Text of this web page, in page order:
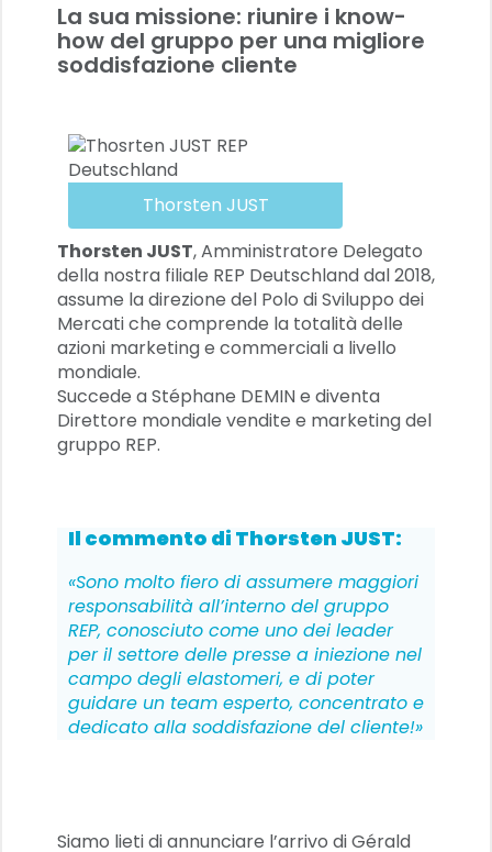
La sua missione: riunire i know-
how del gruppo per una migliore
soddisfazione cliente
Thorsten JUST
Thorsten JUST, Amministratore Delegato
della nostra filiale REP Deutschland dal 2018,
assume la direzione del Polo di Sviluppo dei
Mercati che comprende la totalità delle
azioni marketing e commerciali a livello
mondiale.
Succede a Stéphane DEMIN e diventa
Direttore mondiale vendite e marketing del
gruppo REP.
Il commento di Thorsten JUST:
«Sono molto fiero di assumere maggiori
responsabilità all’interno del gruppo
REP, conosciuto come uno dei leader
per il settore delle presse a iniezione nel
campo degli elastomeri, e di poter
guidare un team esperto, concentrato e
dedicato alla soddisfazione del cliente!»
Siamo lieti di annunciare l’arrivo di Gérald